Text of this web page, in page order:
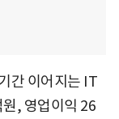
간 이어지는 IT
, 영업이익 26